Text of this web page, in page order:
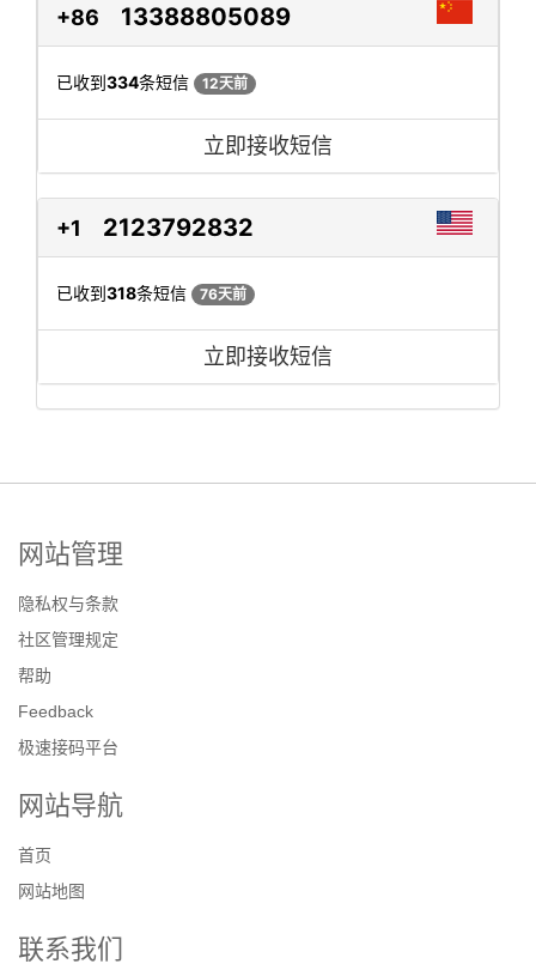
+86 13388805089
已收到334条短信 12天前
立即接收短信
+1 2123792832
已收到318条短信 76天前
立即接收短信
网站管理
隐私权与条款
社区管理规定
帮助
Feedback
极速接码平台
网站导航
首页
网站地图
联系我们